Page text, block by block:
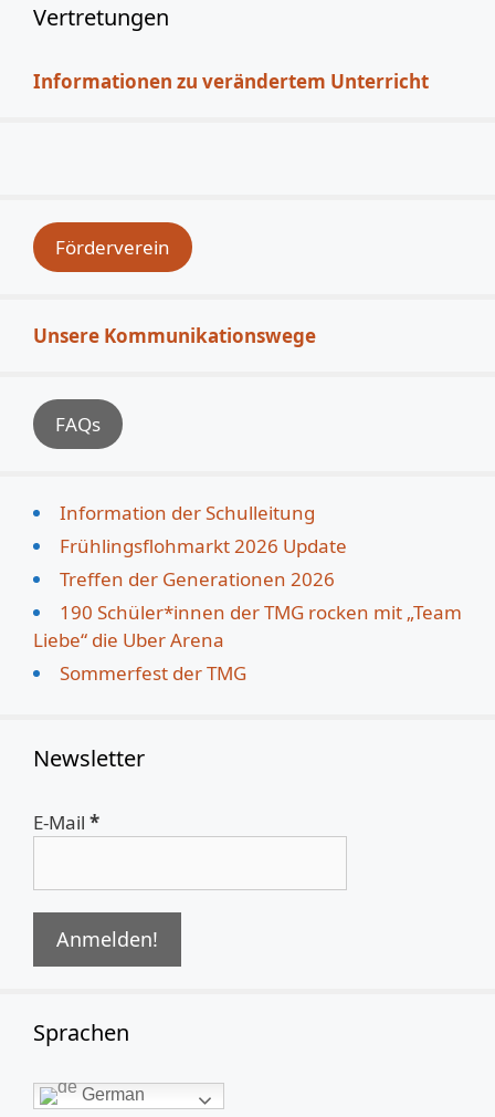
Vertretungen
Informationen zu verändertem Unterricht
Förderverein
Unsere Kommunikationswege
FAQs
Information der Schulleitung
Frühlingsflohmarkt 2026 Update
Treffen der Generationen 2026
190 Schüler*innen der TMG rocken mit „Team
Liebe“ die Uber Arena
Sommerfest der TMG
Newsletter
E-Mail *
Sprachen
German